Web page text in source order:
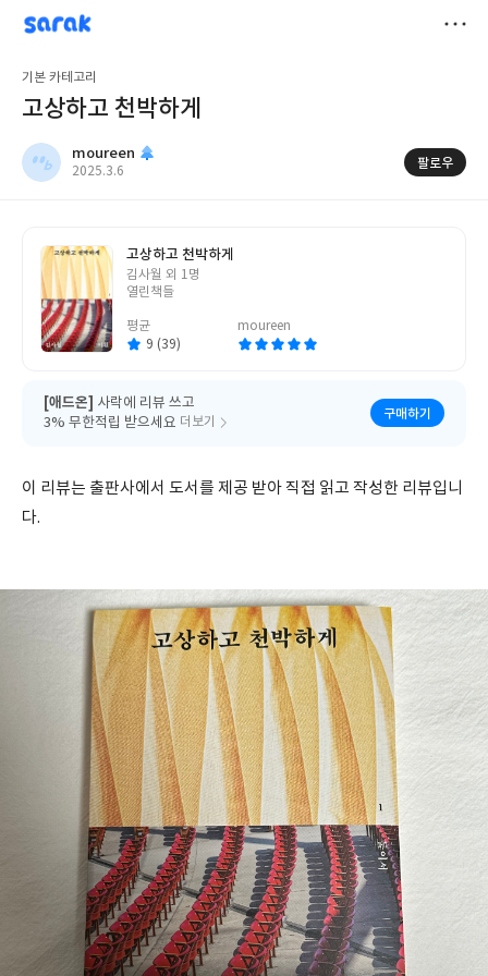
sarak
moureen
기본 카테고리
고상하고 천박하게
moureen
작
2025.3.6
팔로우
고상하고 천박하게
글
쓴
김사월 외 1명
열린책들
평균
9 (39)
moureen
[애드온] 사락에 리뷰 쓰고
3% 무한적립 받으세요 더보기
구매하기
이 리뷰는 출판사에서 도서를 제공 받아 직접 읽고 작성한 리뷰입니
다.